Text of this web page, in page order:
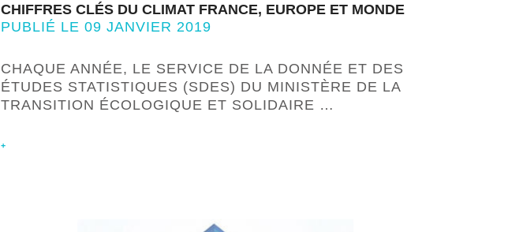
CHIFFRES CLÉS DU CLIMAT FRANCE, EUROPE ET MONDE
PUBLIÉ LE 09 JANVIER 2019
CHAQUE ANNÉE, LE SERVICE DE LA DONNÉE ET DES
ÉTUDES STATISTIQUES (SDES) DU MINISTÈRE DE LA
TRANSITION ÉCOLOGIQUE ET SOLIDAIRE …
+